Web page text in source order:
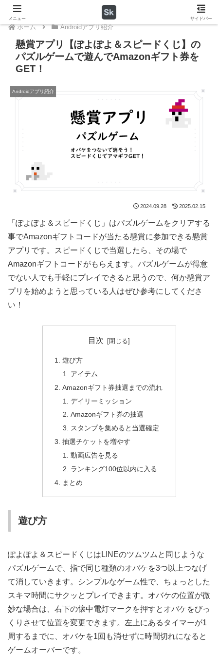
ホーム Androidアプリ紹介
懸賞アプリ【ぽよぽよ＆スピードくじ】の
パズルゲームで遊んでAmazonギフト券を
GET！
Androidアプリ紹介
2024.09.28 2025.02.15
「ぽよぽよ＆スピードくじ」はパズルゲームをクリアする
事でAmazonギフトコードが当たる懸賞に参加できる懸賞
アプリです。スピードくじで当選したら、その場で
Amazonギフトコードがもらえます。パズルゲームが得意
でない人でも手軽にプレイできると思うので、何か懸賞ア
プリを始めようと思っている人はぜひ参考にしてくださ
い！
目次
遊び方
アイテム
Amazonギフト券抽選までの流れ
デイリーミッション
Amazonギフト券の抽選
スタンプを集めると当選確定
抽選チケットを増やす
動画広告を見る
ランキング100位以内に入る
まとめ
遊び方
ぽよぽよ＆スピードくじはLINEのツムツムと同じような
パズルゲームで、指で同じ種類のオバケを3つ以上つなげ
て消していきます。シンプルなゲーム性で、ちょっとした
スキマ時間にサクッとプレイできます。オバケの位置が微
妙な場合は、右下の懐中電灯マークを押すとオバケをびっ
くりさせて位置を変更できます。左上にあるタイマーが1
周するまでに、オバケを1回も消せずに時間切れになると
ゲームオーバーです。
メニュー サイドバー